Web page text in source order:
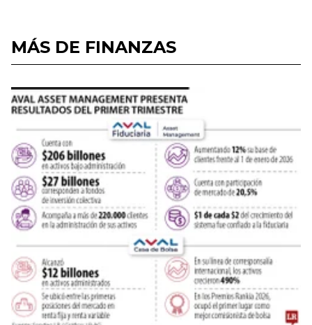
MÁS DE FINANZAS